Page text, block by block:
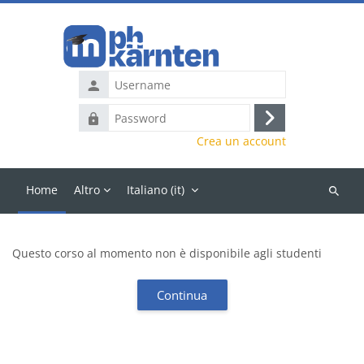
Username
Password
Login
Crea un account
Home Altro Italiano ‎(it)‎
Cerca
Questo corso al momento non è disponibile agli studenti
Continua